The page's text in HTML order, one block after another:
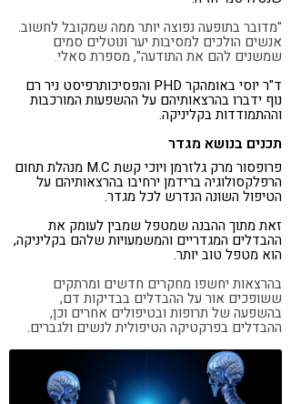
"מדובר בתופעה נפוצה יותר ממה שמקובל לחשוב.
אנשים הולכים למסיבות יער ונוטלים סמים
שמשנים להם את התודעה", מספרת סאלי.
ד"ר יוסי באומהקר PHD והפסיכותרפיסט ניר רם
נוף ידברו בהרצאותיהם על ההשפעות המורכבות
וההתמודדות בקליניקה.
תכנים בנושא מגדר
פרופסור מרק גלזרמן ויוכי קשת M.C מנהלת תחום
הרפלקסולוגיה ברידמן ירחיבו בהרצאותיהם על
הטיפול השונה הנדרש לכל מגדר.
זאת מתוך ההבנה שמטפל שמבין לעומק את
ההבדלים המגדריים והמשמעויות שלהם בקליניקה,
הוא מטפל טוב יותר.
בהרצאות יחשפו מחקרים חדשים ומרתקים
ששופכים אור על ההבדלים בבדיקות דם,
בהשפעה של תרופות ובטיפולים אחרים וכן,
ההבדלים בפרקטיקה הטיפולית לנשים ולגברים.